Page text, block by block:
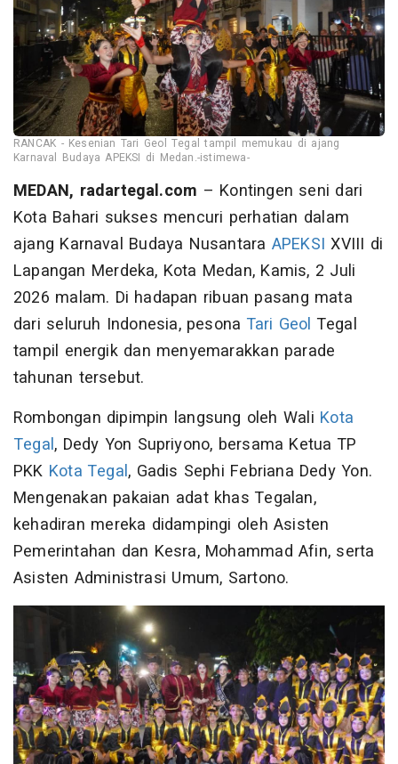
RANCAK - Kesenian Tari Geol Tegal tampil memukau di ajang
Karnaval Budaya APEKSI di Medan.-istimewa-
MEDAN, radartegal.com – Kontingen seni dari
Kota Bahari sukses mencuri perhatian dalam
ajang Karnaval Budaya Nusantara APEKSI XVIII di
Lapangan Merdeka, Kota Medan, Kamis, 2 Juli
2026 malam. Di hadapan ribuan pasang mata
dari seluruh Indonesia, pesona Tari Geol Tegal
tampil energik dan menyemarakkan parade
tahunan tersebut.
Rombongan dipimpin langsung oleh Wali Kota
Tegal, Dedy Yon Supriyono, bersama Ketua TP
PKK Kota Tegal, Gadis Sephi Febriana Dedy Yon.
Mengenakan pakaian adat khas Tegalan,
kehadiran mereka didampingi oleh Asisten
Pemerintahan dan Kesra, Mohammad Afin, serta
Asisten Administrasi Umum, Sartono.